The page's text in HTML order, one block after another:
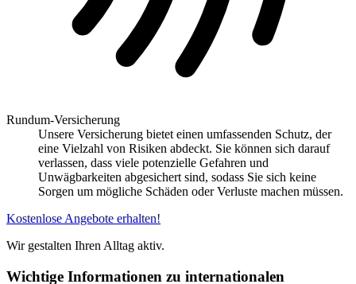
Rundum-Versicherung
Unsere Versicherung bietet einen umfassenden Schutz, der
eine Vielzahl von Risiken abdeckt. Sie können sich darauf
verlassen, dass viele potenzielle Gefahren und
Unwägbarkeiten abgesichert sind, sodass Sie sich keine
Sorgen um mögliche Schäden oder Verluste machen müssen.
Kostenlose Angebote erhalten!
Wir gestalten Ihren Alltag aktiv.
Wichtige Informationen zu internationalen